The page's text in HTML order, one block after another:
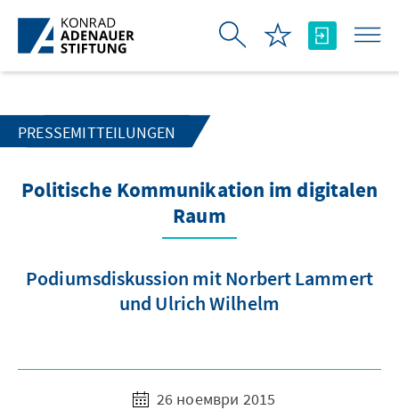
Skip to Main Content
PRESSEMITTEILUNGEN
Politische Kommunikation im digitalen
Raum
Podiumsdiskussion mit Norbert Lammert
und Ulrich Wilhelm
26 ноември 2015